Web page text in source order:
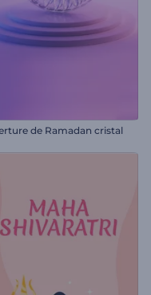
de Ramadan cristal